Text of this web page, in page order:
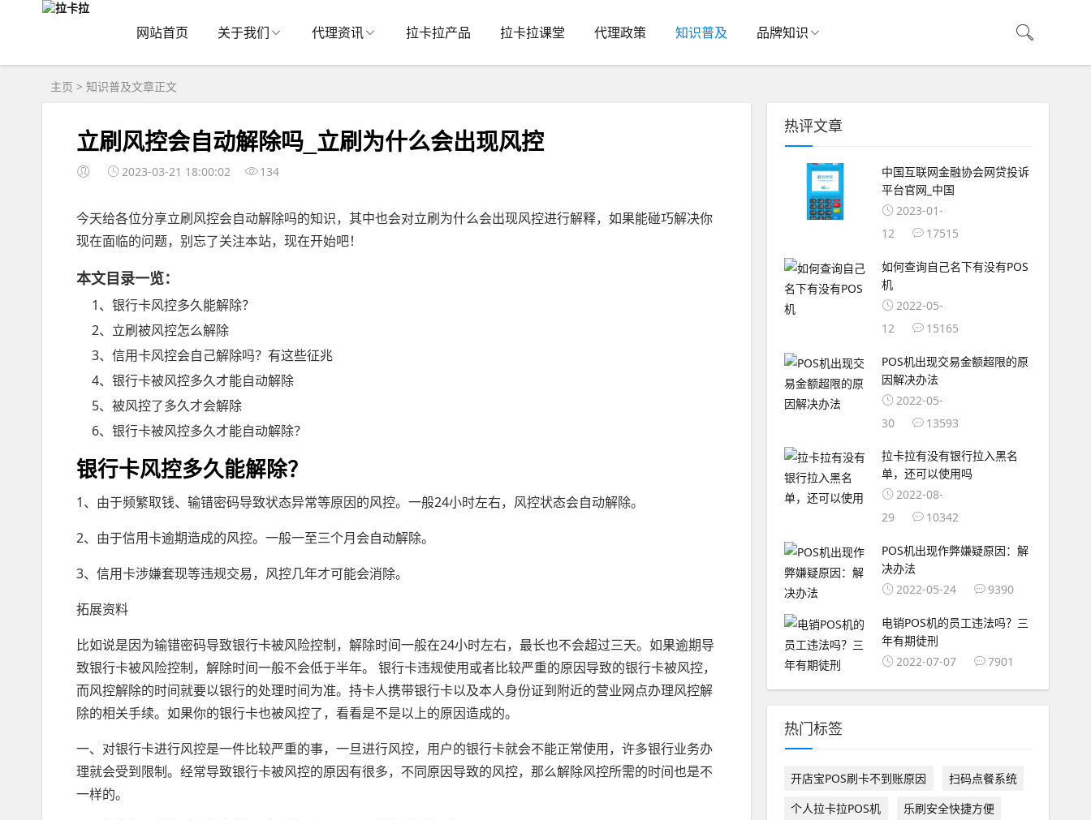
网站首页 关于我们 代理资讯 拉卡拉产品 拉卡拉课堂 代理政策 知识普及 品牌知识
主页 > 知识普及文章正文
立刷风控会自动解除吗_立刷为什么会出现风控
2023-03-21 18:00:02 134
今天给各位分享立刷风控会自动解除吗的知识，其中也会对立刷为什么会出现风控进行解释，如果能碰巧解决你
现在面临的问题，别忘了关注本站，现在开始吧！
本文目录一览：
1、银行卡风控多久能解除？
2、立刷被风控怎么解除
3、信用卡风控会自己解除吗？有这些征兆
4、银行卡被风控多久才能自动解除
5、被风控了多久才会解除
6、银行卡被风控多久才能自动解除？
银行卡风控多久能解除？
1、由于频繁取钱、输错密码导致状态异常等原因的风控。一般24小时左右，风控状态会自动解除。
2、由于信用卡逾期造成的风控。一般一至三个月会自动解除。
3、信用卡涉嫌套现等违规交易，风控几年才可能会消除。
拓展资料
比如说是因为输错密码导致银行卡被风险控制，解除时间一般在24小时左右，最长也不会超过三天。如果逾期导
致银行卡被风险控制，解除时间一般不会低于半年。 银行卡违规使用或者比较严重的原因导致的银行卡被风控，
而风控解除的时间就要以银行的处理时间为准。持卡人携带银行卡以及本人身份证到附近的营业网点办理风控解
除的相关手续。如果你的银行卡也被风控了，看看是不是以上的原因造成的。
一、对银行卡进行风控是一件比较严重的事，一旦进行风控，用户的银行卡就会不能正常使用，许多银行业务办
理就会受到限制。经常导致银行卡被风控的原因有很多，不同原因导致的风控，那么解除风控所需的时间也是不
一样的。
热评文章
中国互联网金融协会网贷投诉
平台官网_中国
2023-01-
12
17515
如何查询自己名下有没有POS
机
2022-05-
12
15165
POS机出现交易金额超限的原
因解决办法
2022-05-
30
13593
拉卡拉有没有银行拉入黑名
单，还可以使用吗
2022-08-
29
10342
POS机出现作弊嫌疑原因：解
决办法
2022-05-24
9390
电销POS机的员工违法吗？三
年有期徒刑
2022-07-07
7901
热门标签
开店宝POS刷卡不到账原因
扫码点餐系统
个人拉卡拉POS机
乐刷安全快捷方便